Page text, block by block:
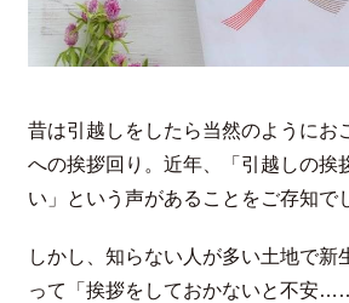
昔は引越しをしたら当然のようにお
への挨拶回り。近年、「引越しの挨
い」という声があることをご存知で
しかし、知らない人が多い土地で新
って「挨拶をしておかないと不安